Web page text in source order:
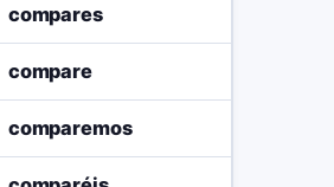
compares
compare
comparemos